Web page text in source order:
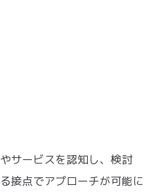
サービスを認知し、検討
接点でアプローチが可能に